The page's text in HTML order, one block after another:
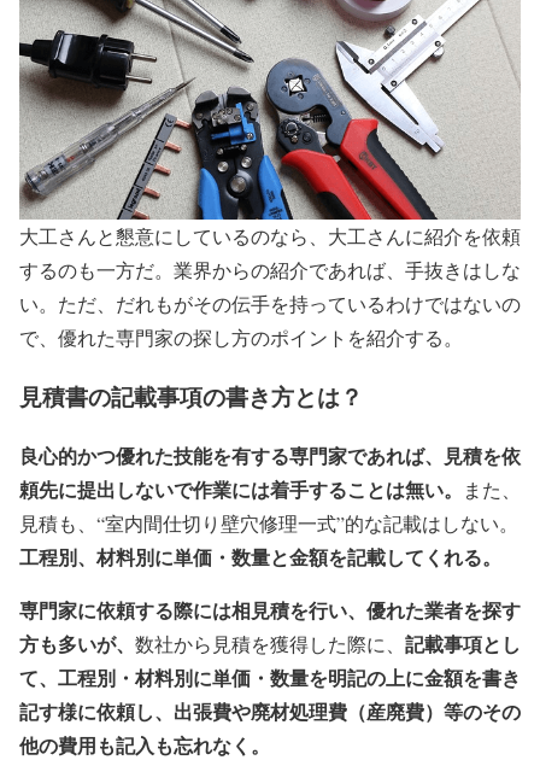
大工さんと懇意にしているのなら、大工さんに紹介を依頼
するのも一方だ。業界からの紹介であれば、手抜きはしな
い。ただ、だれもがその伝手を持っているわけではないの
で、優れた専門家の探し方のポイントを紹介する。
見積書の記載事項の書き方とは？
良心的かつ優れた技能を有する専門家であれば、見積を依
頼先に提出しないで作業には着手することは無い。
また、
見積も、“室内間仕切り壁穴修理一式”的な記載はしない。
工程別、材料別に単価・数量と金額を記載してくれる。
専門家に依頼する際には相見積を行い、優れた業者を探す
方も多いが、 数社から見積を獲得した際に、 記載事項とし
て、工程別・材料別に単価・数量を明記の上に金額を書き
記す様に依頼し、出張費や廃材処理費（産廃費）等のその
他の費用も記入も忘れなく。